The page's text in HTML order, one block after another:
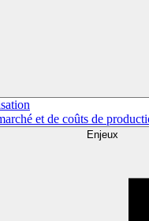
et de coûts de
Enjeux